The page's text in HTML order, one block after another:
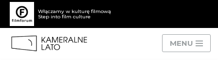
Przejdź
do
treści
Włączamy w kulturę filmową
Step into film culture
MENU